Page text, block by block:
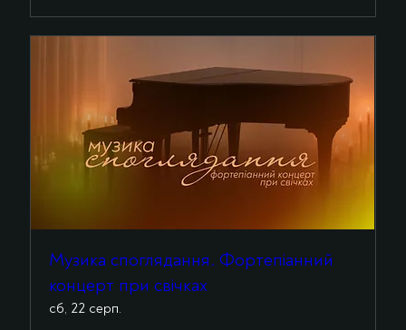
Музика споглядання. Фортепіанний
концерт при свічках
сб, 22 серп.